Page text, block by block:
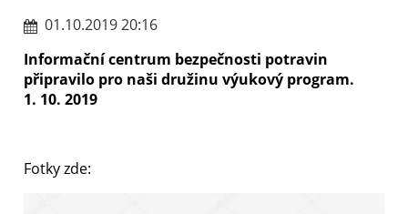
01.10.2019 20:16
Informační centrum bezpečnosti potravin
připravilo pro naši družinu výukový program.
1. 10. 2019
Fotky zde: